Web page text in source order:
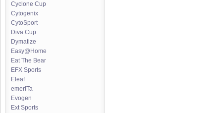
Cyclone Cup
Cytogenix
CytoSport
Diva Cup
Dymatize
Easy@Home
Eat The Bear
EFX Sports
Eleaf
emerITa
Evogen
Ext Sports